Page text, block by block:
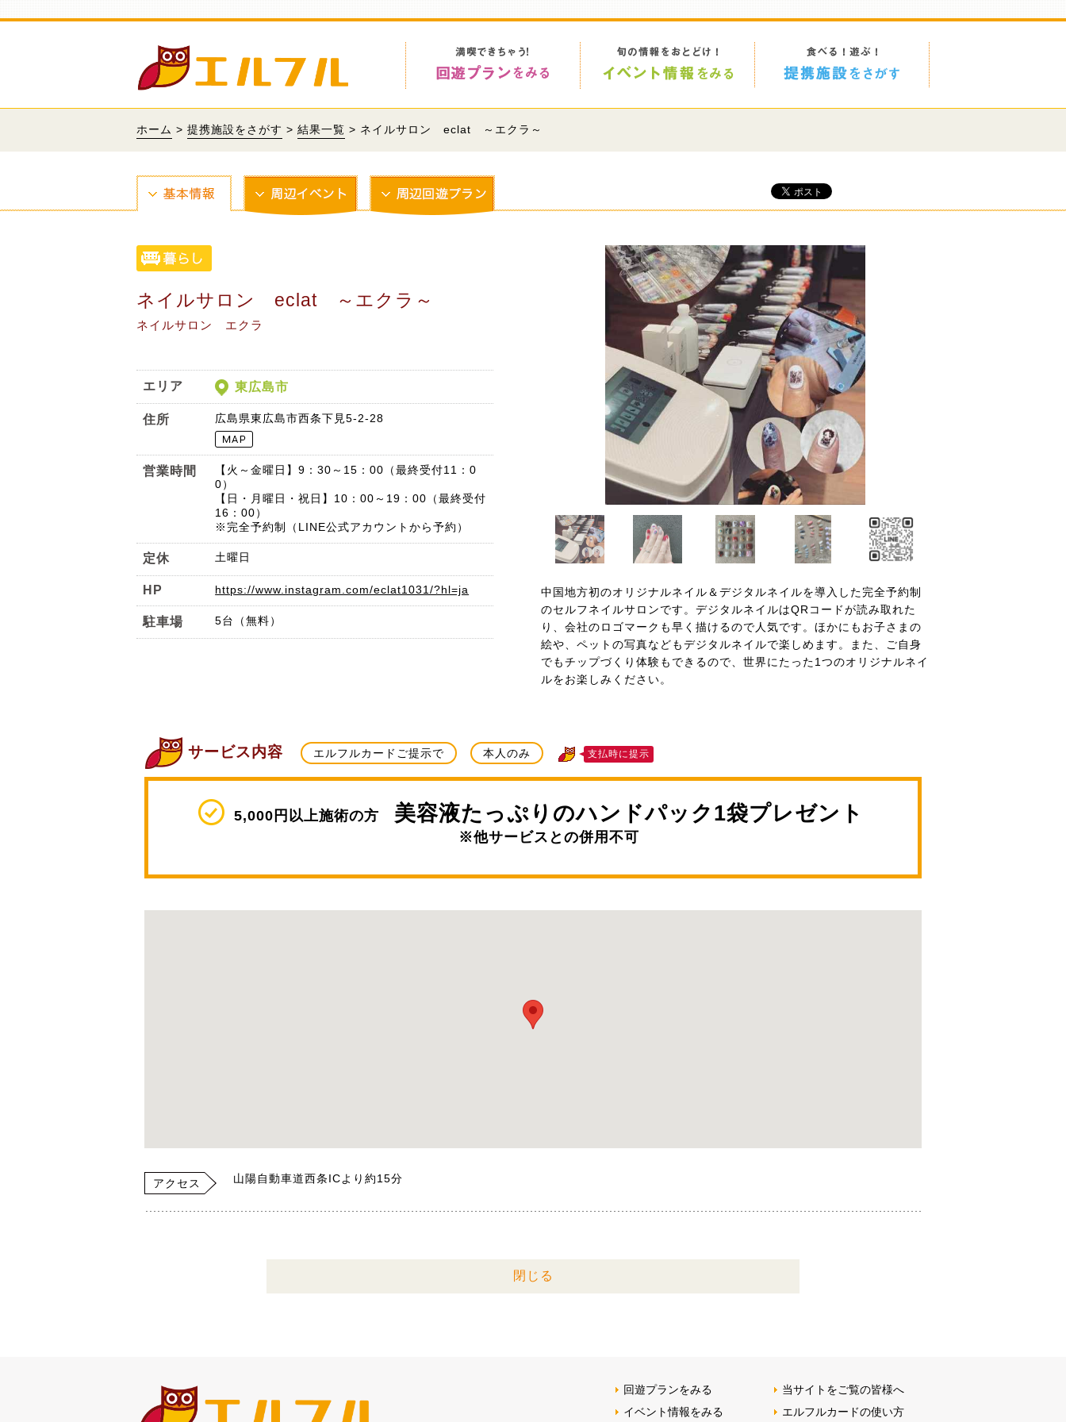
ホーム > 提携施設をさがす > 結果一覧 > ネイルサロン eclat ～エクラ～
ネイルサロン eclat ～エクラ～
ネイルサロン エクラ
エリア 東広島市
住所 広島県東広島市西条下見5-2-28
営業時間
【火～金曜日】9：30～15：00（最終受付11：0
0）
【日・月曜日・祝日】10：00～19：00（最終受付
16：00）
※完全予約制（LINE公式アカウントから予約）
定休 土曜日
HP https://www.instagram.com/eclat1031/?hl=ja
駐車場 5台（無料）
中国地方初のオリジナルネイル＆デジタルネイルを導入した完全予約制
のセルフネイルサロンです。デジタルネイルはQRコードが読み取れた
り、会社のロゴマークも早く描けるので人気です。ほかにもお子さまの
絵や、ペットの写真などもデジタルネイルで楽しめます。また、ご自身
でもチップづくり体験もできるので、世界にたった1つのオリジナルネイ
ルをお楽しみください。
サービス内容 エルフルカードご提示で 本人のみ 支払時に提示
5,000円以上施術の方 美容液たっぷりのハンドパック1袋プレゼント
※他サービスとの併用不可
アクセス 山陽自動車道西条ICより約15分
閉じる
回遊プランをみる
イベント情報をみる
当サイトをご覧の皆様へ
エルフルカードの使い方